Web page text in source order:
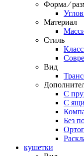
Форма ⁄
Материал
Стиль
Вид
С
С
Без
кушетки